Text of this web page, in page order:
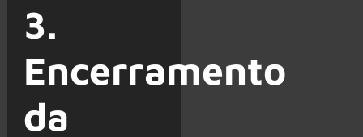
3.
Encerramento
da